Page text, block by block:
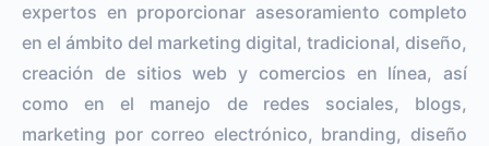
expertos en proporcionar asesoramiento completo
en el ámbito del marketing digital, tradicional, diseño,
creación de sitios web y comercios en línea, así
como en el manejo de redes sociales, blogs,
marketing por correo electrónico, branding, diseño